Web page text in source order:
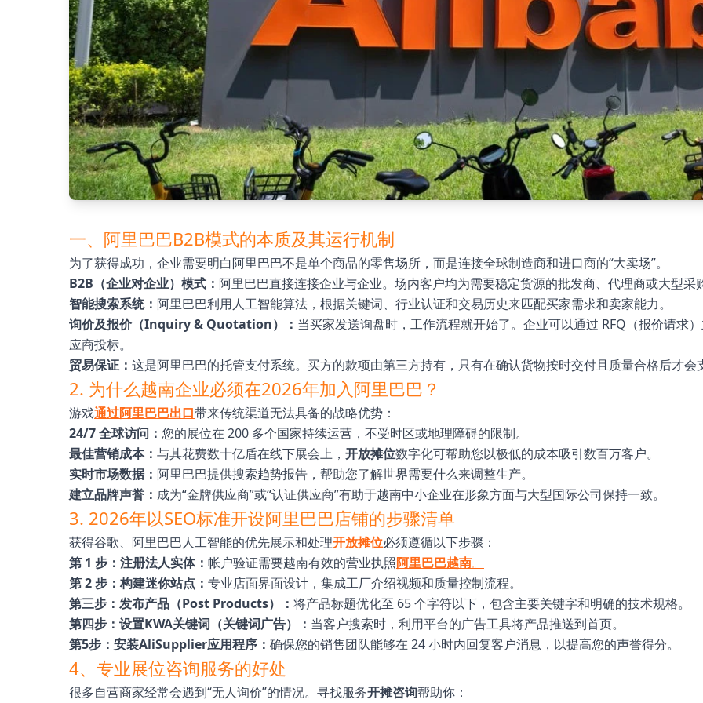
一、阿里巴巴B2B模式的本质及其运行机制
为了获得成功，企业需要明白阿里巴巴不是单个商品的零售场所，而是连接全球制造商和进口商的“大卖场”。
B2B（企业对企业）模式： 阿里巴巴直接连接企业与企业。场内客户均为需要稳定货源的批发商、代理商或大型采
智能搜索系统： 阿里巴巴利用人工智能算法，根据关键词、行业认证和交易历史来匹配买家需求和卖家能力。
询价及报价（Inquiry & Quotation）： 当买家发送询盘时，工作流程就开始了。企业可以通过 RFQ（报价请求
应商投标。
贸易保证： 这是阿里巴巴的托管支付系统。买方的款项由第三方持有，只有在确认货物按时交付且质量合格后才会
2. 为什么越南企业必须在2026年加入阿里巴巴？
游戏通过阿里巴巴出口带来传统渠道无法具备的战略优势：
24/7 全球访问： 您的展位在 200 多个国家持续运营，不受时区或地理障碍的限制。
最佳营销成本： 与其花费数十亿盾在线下展会上， 开放摊位数字化可帮助您以极低的成本吸引数百万客户。
实时市场数据： 阿里巴巴提供搜索趋势报告，帮助您了解世界需要什么来调整生产。
建立品牌声誉： 成为“金牌供应商”或“认证供应商”有助于越南中小企业在形象方面与大型国际公司保持一致。
3. 2026年以SEO标准开设阿里巴巴店铺的步骤清单
获得谷歌、阿里巴巴人工智能的优先展示和处理开放摊位必须遵循以下步骤：
第 1 步：注册法人实体： 帐户验证需要越南有效的营业执照阿里巴巴越南。
第 2 步：构建迷你站点： 专业店面界面设计，集成工厂介绍视频和质量控制流程。
第三步：发布产品（Post Products）： 将产品标题优化至 65 个字符以下，包含主要关键字和明确的技术规格。
第四步：设置KWA关键词（关键词广告）： 当客户搜索时，利用平台的广告工具将产品推送到首页。
第5步：安装AliSupplier应用程序： 确保您的销售团队能够在 24 小时内回复客户消息，以提高您的声誉得分。
4、专业展位咨询服务的好处
很多自营商家经常会遇到“无人询价”的情况。寻找服务开摊咨询帮助你：